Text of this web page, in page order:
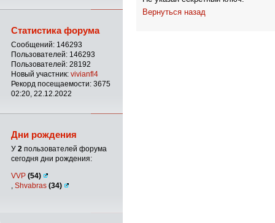
Вернуться назад
Статистика форума
Сообщений: 146293
Пользователей: 146293
Пользователей: 28192
Новый участник: vivianfl4
Рекорд посещаемости: 3675
02:20, 22.12.2022
Дни рождения
У 2 пользователей форума
сегодня дни рождения:
VVP (54)
Shvabras (34)